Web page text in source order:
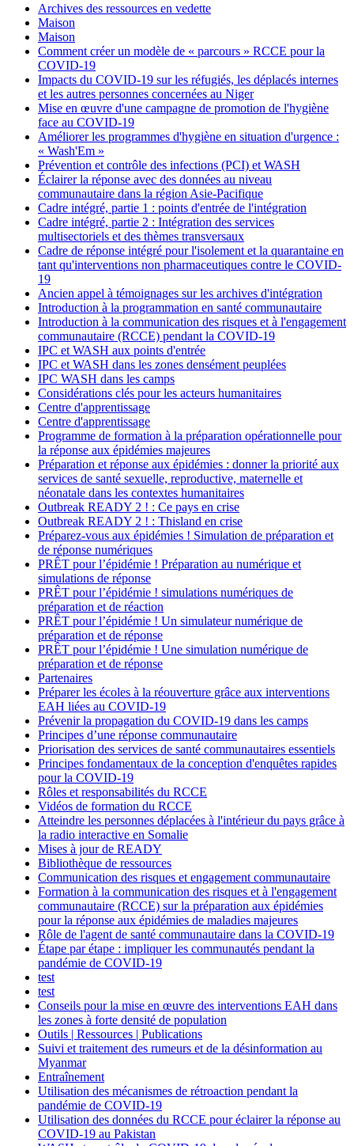
Archives des ressources en vedette
Maison
Maison
Comment créer un modèle de « parcours » RCCE pour la
COVID-19
Impacts du COVID-19 sur les réfugiés, les déplacés internes
et les autres personnes concernées au Niger
Mise en œuvre d'une campagne de promotion de l'hygiène
face au COVID-19
Améliorer les programmes d'hygiène en situation d'urgence :
« Wash'Em »
Prévention et contrôle des infections (PCI) et WASH
Éclairer la réponse avec des données au niveau
communautaire dans la région Asie-Pacifique
Cadre intégré, partie 1 : points d'entrée de l'intégration
Cadre intégré, partie 2 : Intégration des services
multisectoriels et des thèmes transversaux
Cadre de réponse intégré pour l'isolement et la quarantaine en
tant qu'interventions non pharmaceutiques contre le COVID-
19
Ancien appel à témoignages sur les archives d'intégration
Introduction à la programmation en santé communautaire
Introduction à la communication des risques et à l'engagement
communautaire (RCCE) pendant la COVID-19
IPC et WASH aux points d'entrée
IPC et WASH dans les zones densément peuplées
IPC WASH dans les camps
Considérations clés pour les acteurs humanitaires
Centre d'apprentissage
Centre d'apprentissage
Programme de formation à la préparation opérationnelle pour
la réponse aux épidémies majeures
Préparation et réponse aux épidémies : donner la priorité aux
services de santé sexuelle, reproductive, maternelle et
néonatale dans les contextes humanitaires
Outbreak READY 2 ! : Ce pays en crise
Outbreak READY 2 ! : Thisland en crise
Préparez-vous aux épidémies ! Simulation de préparation et
de réponse numériques
PRÊT pour l’épidémie ! Préparation au numérique et
simulations de réponse
PRÊT pour l’épidémie ! simulations numériques de
préparation et de réaction
PRÊT pour l’épidémie ! Un simulateur numérique de
préparation et de réponse
PRÊT pour l’épidémie ! Une simulation numérique de
préparation et de réponse
Partenaires
Préparer les écoles à la réouverture grâce aux interventions
EAH liées au COVID-19
Prévenir la propagation du COVID-19 dans les camps
Principes d’une réponse communautaire
Priorisation des services de santé communautaires essentiels
Principes fondamentaux de la conception d'enquêtes rapides
pour la COVID-19
Rôles et responsabilités du RCCE
Vidéos de formation du RCCE
Atteindre les personnes déplacées à l'intérieur du pays grâce à
la radio interactive en Somalie
Mises à jour de READY
Bibliothèque de ressources
Communication des risques et engagement communautaire
Formation à la communication des risques et à l'engagement
communautaire (RCCE) sur la préparation aux épidémies
pour la réponse aux épidémies de maladies majeures
Rôle de l'agent de santé communautaire dans la COVID-19
Étape par étape : impliquer les communautés pendant la
pandémie de COVID-19
test
test
Conseils pour la mise en œuvre des interventions EAH dans
les zones à forte densité de population
Outils | Ressources | Publications
Suivi et traitement des rumeurs et de la désinformation au
Myanmar
Entraînement
Utilisation des mécanismes de rétroaction pendant la
pandémie de COVID-19
Utilisation des données du RCCE pour éclairer la réponse au
COVID-19 au Pakistan